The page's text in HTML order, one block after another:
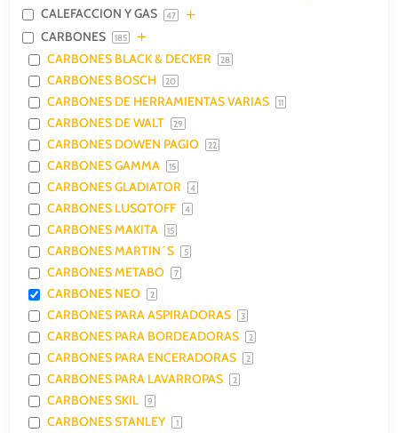
CALEFACCION Y GAS 47
CARBONES 185
CARBONES BLACK & DECKER 28
CARBONES BOSCH 20
CARBONES DE HERRAMIENTAS VARIAS 11
CARBONES DE WALT 29
CARBONES DOWEN PAGIO 22
CARBONES GAMMA 15
CARBONES GLADIATOR 4
CARBONES LUSQTOFF 4
CARBONES MAKITA 15
CARBONES MARTIN´S 5
CARBONES METABO 7
CARBONES NEO 2
CARBONES PARA ASPIRADORAS 3
CARBONES PARA BORDEADORAS 2
CARBONES PARA ENCERADORAS 2
CARBONES PARA LAVARROPAS 2
CARBONES SKIL 9
CARBONES STANLEY 1